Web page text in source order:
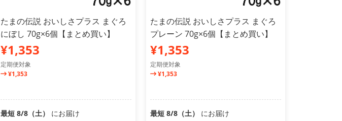
たまの伝説 おいしさプラス まぐろ
にぼし 70g×6個【まとめ買い】
¥1,353
定期便対象
¥1,353
最短 8/8（土） にお届け
たまの伝説 おいしさプラス まぐろ
プレーン 70g×6個【まとめ買い】
¥1,353
定期便対象
¥1,353
最短 8/8（土） にお届け